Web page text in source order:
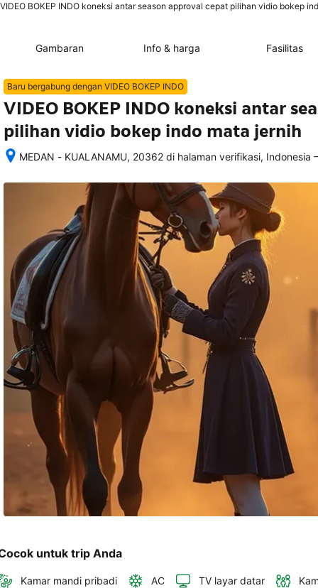
VIDEO BOKEP INDO koneksi antar season approval cepat pilihan vidio bokep
Gambaran Info & harga Fasilitas
Baru bergabung dengan VIDEO BOKEP INDO
VIDEO BOKEP INDO koneksi antar
pilihan vidio bokep indo mata jernih
MEDAN - KUALANAMU, 20362 di halaman verifikasi, Indonesia
memesan,
akomodasi
termasuk
nomor
telepon
dan
alamat
akan
disertakan
dalam
konfirmasi
pemesanan
dan
akun
Anda.
–
untuk trip Anda
Kamar mandi pribadi AC TV layar datar